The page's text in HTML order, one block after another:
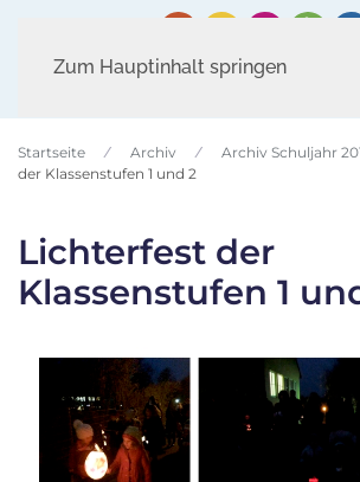
Zum Hauptinhalt springen
Startseite Archiv Archiv Schuljahr
der Klassenstufen 1 und 2
Lichterfest der
Klassenstufen 1